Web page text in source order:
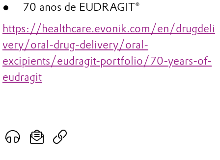
70 anos de EUDRAGIT®
https://healthcare.evonik.com/en/drugdeli
very/oral-drug-delivery/oral-
excipients/eudragit-portfolio/70-years-of-
eudragit